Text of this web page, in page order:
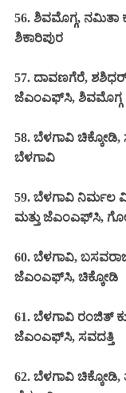
56. ಶಿವಮೊಗ್ಗ,
ಶಿಕಾರಿಪುರ
57. ದಾವಣಗೆರೆ,
ಜೆಎಂಎಫ್‌ಸಿ, ಶಿವಮೊಗ್ಗ
58. ಬೆಳಗಾವಿ
ಬೆಳಗಾವಿ
59. ಬೆಳಗಾವಿ ನಿರ್ಮಲ
ಮತ್ತು ಜೆಎಂಎಫ್‌ಸಿ,
60. ಬೆಳಗಾವಿ,
ಜೆಎಂಎಫ್‌ಸಿ, ಚಿಕ್ಕೋಡಿ
61. ಬೆಳಗಾವಿ ರಂಜಿತ್
ಜೆಎಂಎಫ್‌ಸಿ, ಸವದತ್ತಿ
62. ಬೆಳಗಾವಿ